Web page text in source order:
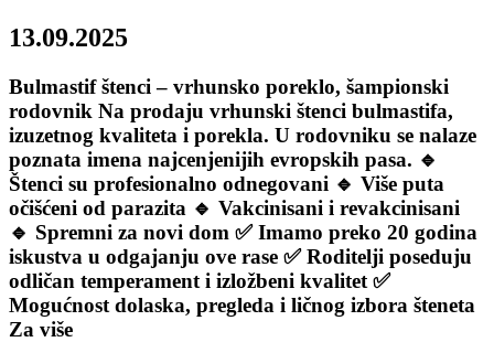
13.09.2025
Bulmastif štenci – vrhunsko poreklo, šampionski
rodovnik Na prodaju vrhunski štenci bulmastifa,
izuzetnog kvaliteta i porekla. U rodovniku se nalaze
poznata imena najcenjenijih evropskih pasa. 🔹
Štenci su profesionalno odnegovani 🔹 Više puta
očišćeni od parazita 🔹 Vakcinisani i revakcinisani
🔹 Spremni za novi dom ✅ Imamo preko 20 godina
iskustva u odgajanju ove rase ✅ Roditelji poseduju
odličan temperament i izložbeni kvalitet ✅
Mogućnost dolaska, pregleda i ličnog izbora šteneta
Za više